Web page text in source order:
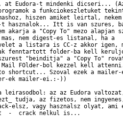
at Eudora-t mindenki dicseri...
a funkciokeszletuket
hiszen amiket leirtal,
t hasznalok... Itt is van szures,
akarja a "Copy To" mezo alapjan
mas, nem digest-es listanal, ha a
a listara is CC-z akkor igen,
fenntartott folder-ba kell
"beinditja" a "Copy To"
Mail FOlder-bol kezzel kell
shortcut... Szoval ezek a mailer-
ek mailer-ei.:-))
az az Eudora
tudja, az fizetos, nem
elsz, vagy hasznalsz olyat,
-  crack nelkul is...